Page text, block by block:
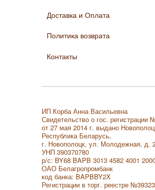
Доставка и Оплата
Политика возврата
Контакты
ИП Корба Анна Васильевна
Свидетельство о гос. регистрации
от 27 мая 2014 г. выдано
Республика Беларусь,
г. Новополоцк, ул. Молодежная, д.
УНП 390370780
р/с: BY68 BAPB 3013 4582 4001
ОАО Белагропромбанк
код банка: BAPBBY2X
Регистрации в торг. реестре